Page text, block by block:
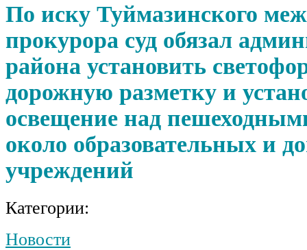
По иску Туймазинского
прокурора суд обязал
района установить
дорожную разметку и
освещение над
около образовательных и
учреждений
Категории:
Новости